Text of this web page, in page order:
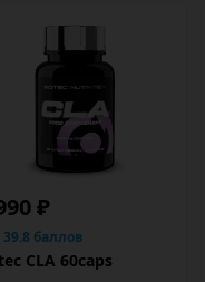
₽
39.8 баллов
CLA 60caps